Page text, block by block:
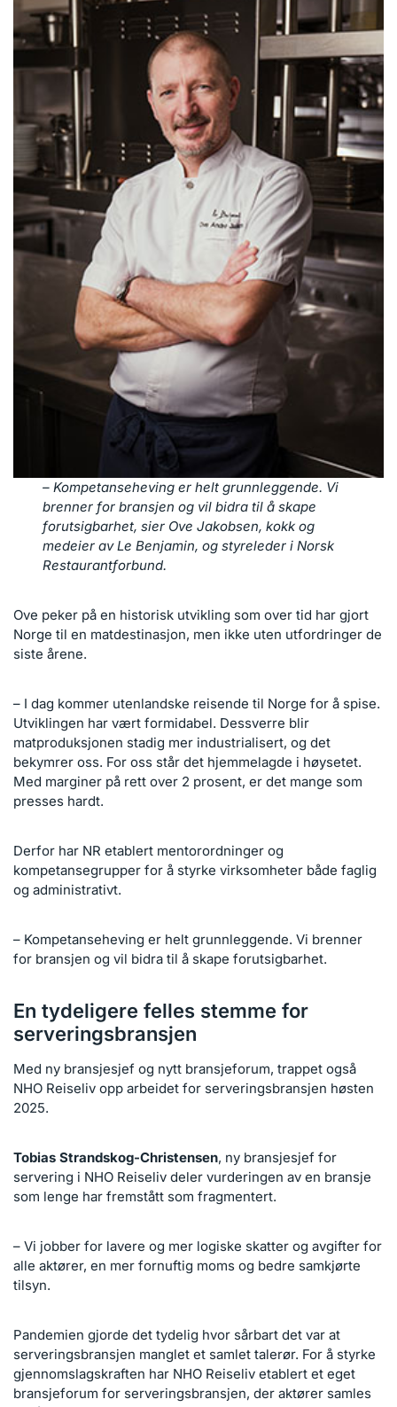
– Kompetanseheving er helt grunnleggende. Vi
brenner for bransjen og vil bidra til å skape
forutsigbarhet, sier Ove Jakobsen, kokk og
medeier av Le Benjamin, og styreleder i Norsk
Restaurantforbund.
Ove peker på en historisk utvikling som over tid har gjort
Norge til en matdestinasjon, men ikke uten utfordringer de
siste årene.
– I dag kommer utenlandske reisende til Norge for å spise.
Utviklingen har vært formidabel. Dessverre blir
matproduksjonen stadig mer industrialisert, og det
bekymrer oss. For oss står det hjemmelagde i høysetet.
Med marginer på rett over 2 prosent, er det mange som
presses hardt.
Derfor har NR etablert mentorordninger og
kompetansegrupper for å styrke virksomheter både faglig
og administrativt.
– Kompetanseheving er helt grunnleggende. Vi brenner
for bransjen og vil bidra til å skape forutsigbarhet.
En tydeligere felles stemme for
serveringsbransjen
Med ny bransjesjef og nytt bransjeforum, trappet også
NHO Reiseliv opp arbeidet for serveringsbransjen høsten
2025.
Tobias Strandskog-Christensen, ny bransjesjef for
servering i NHO Reiseliv deler vurderingen av en bransje
som lenge har fremstått som fragmentert.
– Vi jobber for lavere og mer logiske skatter og avgifter for
alle aktører, en mer fornuftig moms og bedre samkjørte
tilsyn.
Pandemien gjorde det tydelig hvor sårbart det var at
serveringsbransjen manglet et samlet talerør. For å styrke
gjennomslagskraften har NHO Reiseliv etablert et eget
bransjeforum for serveringsbransjen, der aktører samles